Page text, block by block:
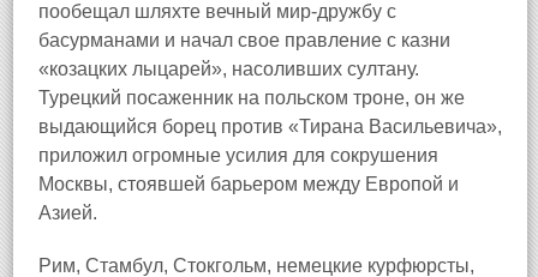
пообещал шляхте вечный мир-дружбу с
басурманами и начал свое правление с казни
«козацких лыцарей», насоливших султану.
Турецкий посаженник на польском троне, он же
выдающийся борец против «Тирана Васильевича»,
приложил огромные усилия для сокрушения
Москвы, стоявшей барьером между Европой и
Азией.
Рим, Стамбул, Стокгольм, немецкие курфюрсты,